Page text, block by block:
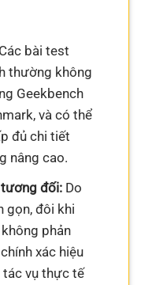
bài test
thường không
Geekbench
và có thể
đủ chi tiết
nâng cao.
đối:Do
gọn, đôi khi
phản
xác hiệu
vụ thực tế